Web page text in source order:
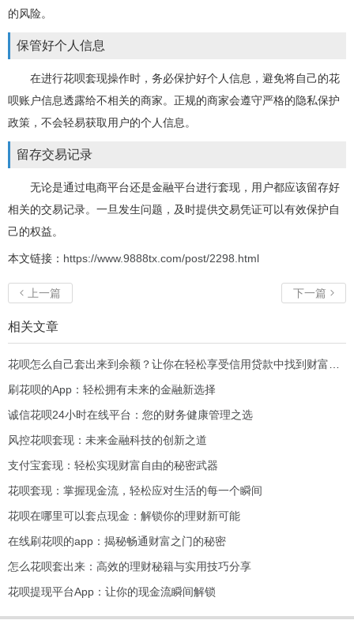
的风险。
保管好个人信息
在进行花呗套现操作时，务必保护好个人信息，避免将自己的花
呗账户信息透露给不相关的商家。正规的商家会遵守严格的隐私保护
政策，不会轻易获取用户的个人信息。
留存交易记录
无论是通过电商平台还是金融平台进行套现，用户都应该留存好
相关的交易记录。一旦发生问题，及时提供交易凭证可以有效保护自
己的权益。
本文链接： https://www.9888tx.com/post/2298.html
 上一篇 下一篇 
相关文章
刷花呗的App：轻松拥有未来的金融新选择
诚信花呗24小时在线平台：您的财务健康管理之选
风控花呗套现：未来金融科技的创新之道
支付宝套现：轻松实现财富自由的秘密武器
花呗套现：掌握现金流，轻松应对生活的每一个瞬间
花呗在哪里可以套点现金：解锁你的理财新可能
在线刷花呗的app：揭秘畅通财富之门的秘密
怎么花呗套出来：高效的理财秘籍与实用技巧分享
花呗提现平台App：让你的现金流瞬间解锁